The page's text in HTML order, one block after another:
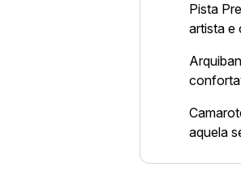
Pista
artista e
aquela